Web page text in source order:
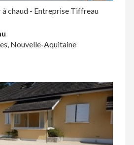
à chaud - Entreprise Tiffreau
Nouvelle-Aquitaine